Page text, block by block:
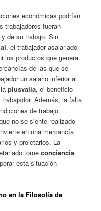
económicas podrían
trabajadores fueran
de su trabajo. Sin
, el trabajador asalariado
los productos que genera.
de las que se
un salario inferior al
laplusvalía, el beneficio
Además, la falta
de trabajo
no se siente realizado
en una mercancía
y proletarios. La
tomeconciencia
esta situación
en la Filosofía de